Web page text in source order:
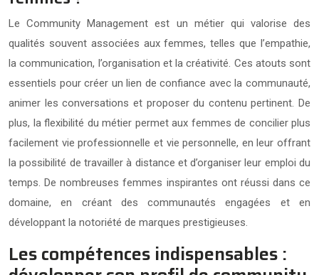
Le Community Management est un métier qui valorise des
qualités souvent associées aux femmes, telles que l’empathie,
la communication, l’organisation et la créativité. Ces atouts sont
essentiels pour créer un lien de confiance avec la communauté,
animer les conversations et proposer du contenu pertinent. De
plus, la flexibilité du métier permet aux femmes de concilier plus
facilement vie professionnelle et vie personnelle, en leur offrant
la possibilité de travailler à distance et d’organiser leur emploi du
temps. De nombreuses femmes inspirantes ont réussi dans ce
domaine, en créant des communautés engagées et en
développant la notoriété de marques prestigieuses.
Les compétences indispensables :